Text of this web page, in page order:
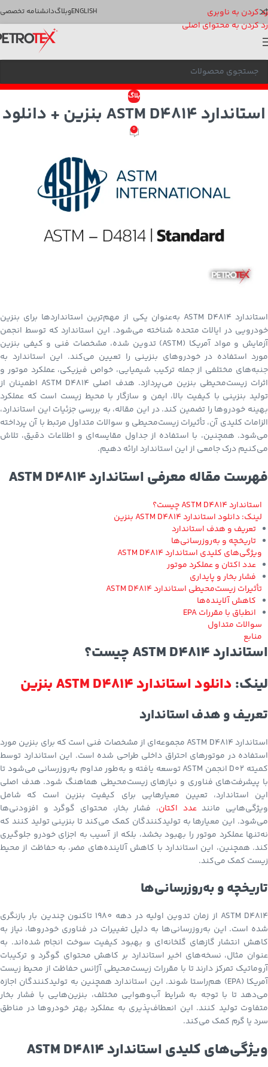
رد کردن به ناوبری
رد کردن به محتوای اصلی
ENGLISHوبلاگدانشنامه تخصصی
بلاگ
استاندارد ASTM D4814 بنزین + دانلود
0
استاندارد ASTM D4814 به‌عنوان یکی از مهم‌ترین استانداردها برای بنزین
خودرویی در ایالات متحده شناخته می‌شود. این استاندارد که توسط انجمن
آزمایش و مواد آمریکا (ASTM) تدوین شده، مشخصات فنی و کیفی بنزین
مورد استفاده در خودروهای بنزینی را تعیین می‌کند. این استاندارد به
جنبه‌های مختلفی از جمله ترکیب شیمیایی، خواص فیزیکی، عملکرد موتور و
اثرات زیست‌محیطی بنزین می‌پردازد. هدف اصلی ASTM D4814 اطمینان از
تولید بنزینی با کیفیت بالا، ایمن و سازگار با محیط زیست است که عملکرد
بهینه خودروها را تضمین کند. در این مقاله، به بررسی جزئیات این استاندارد،
الزامات کلیدی آن، تأثیرات زیست‌محیطی و سوالات متداول مرتبط با آن پرداخته
می‌شود. همچنین، با استفاده از جداول مقایسه‌ای و اطلاعات دقیق، تلاش
می‌کنیم درک جامعی از این استاندارد ارائه دهیم.
فهرست مقاله معرفی استاندارد ASTM D4814
استاندارد ASTM D4814 چیست؟
لینک: دانلود استاندارد ASTM D4814 بنزین
تعریف و هدف استاندارد
تاریخچه و به‌روزرسانی‌ها
ویژگی‌های کلیدی استاندارد ASTM D4814
عدد اکتان و عملکرد موتور
فشار بخار و پایداری
تأثیرات زیست‌محیطی استاندارد ASTM D4814
کاهش آلاینده‌ها
انطباق با مقررات EPA
سوالات متداول
منابع
استاندارد ASTM D4814 چیست؟
لینک:دانلود استاندارد ASTM D4814 بنزین
تعریف و هدف استاندارد
استاندارد ASTM D4814 مجموعه‌ای از مشخصات فنی است که برای بنزین مورد
استفاده در موتورهای احتراق داخلی طراحی شده است. این استاندارد توسط
کمیته D02 انجمن ASTM توسعه یافته و به‌طور مداوم به‌روزرسانی می‌شود تا
با پیشرفت‌های فناوری و نیازهای زیست‌محیطی هماهنگ شود. هدف اصلی
این استاندارد، تعیین معیارهایی برای کیفیت بنزین است که شامل
ویژگی‌هایی مانندعدد اکتان، فشار بخار، محتوای گوگرد و افزودنی‌ها
می‌شود. این معیارها به تولیدکنندگان کمک می‌کند تا بنزینی تولید کنند که
نه‌تنها عملکرد موتور را بهبود بخشد، بلکه از آسیب به اجزای خودرو جلوگیری
کند. همچنین، این استاندارد با کاهش آلاینده‌های مضر، به حفاظت از محیط
زیست کمک می‌کند.
تاریخچه و به‌روزرسانی‌ها
ASTM D4814 از زمان تدوین اولیه در دهه 1980 تاکنون چندین بار بازنگری
شده است. این به‌روزرسانی‌ها به دلیل تغییرات در فناوری خودروها، نیاز به
کاهش انتشار گازهای گلخانه‌ای و بهبود کیفیت سوخت انجام شده‌اند. به
عنوان مثال، نسخه‌های اخیر استاندارد بر کاهش محتوای گوگرد و ترکیبات
آروماتیک تمرکز دارند تا با مقررات زیست‌محیطی آژانس حفاظت از محیط زیست
آمریکا (EPA) هم‌راستا شوند. این استاندارد همچنین به تولیدکنندگان اجازه
می‌دهد تا با توجه به شرایط آب‌وهوایی مختلف، بنزین‌هایی با فشار بخار
متفاوت تولید کنند. این انعطاف‌پذیری به عملکرد بهتر خودروها در مناطق
سرد یا گرم کمک می‌کند.
ویژگی‌های کلیدی استاندارد ASTM D4814